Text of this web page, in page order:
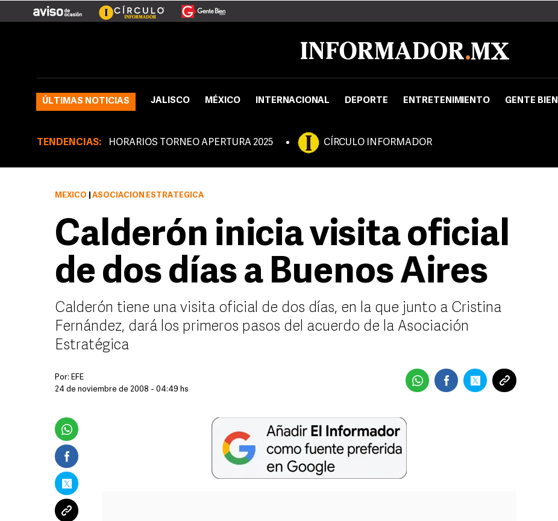
ÚLTIMAS NOTICIAS JALISCO MÉXICO INTERNACIONAL DEPORTE ENTRETENIMIENTO GENTE BIEN
TENDENCIAS: HORARIOS TORNEO APERTURA 2025 CÍRCULO INFORMADOR
MÉXICO ASOCIACIÓN ESTRATÉGICA
Calderón inicia visita oficial
de dos días a Buenos Aires
Calderón tiene una visita oficial de dos días, en la que junto a Cristina
Fernández, dará los primeros pasos del acuerdo de la Asociación
Estratégica
Por: EFE
24 de noviembre de 2008 - 04:49 hs